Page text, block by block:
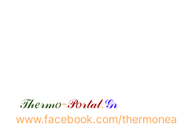
𝒯𝒽𝑒𝓇𝓂𝑜-𝒫𝑜𝓇𝓉𝒶𝓁.𝒢𝓇
www.facebook.com/thermonea